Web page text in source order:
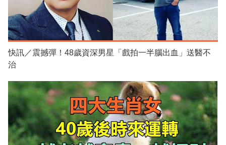
快訊／震撼彈！48歲資深男星「戲拍一半腦出血」送醫不
治